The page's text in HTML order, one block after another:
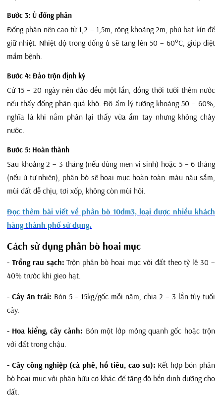
Bước 3: Ủ đống phân
Đống phân nên cao từ 1,2 – 1,5m, rộng khoảng 2m, phủ bạt kín để
giữ nhiệt. Nhiệt độ trong đống ủ sẽ tăng lên 50 – 60°C, giúp diệt
mầm bệnh.
Bước 4: Đảo trộn định kỳ
Cứ 15 – 20 ngày nên đảo đều một lần, đồng thời tưới thêm nước
nếu thấy đống phân quá khô. Độ ẩm lý tưởng khoảng 50 – 60%,
nghĩa là khi nắm phân lại thấy vừa ẩm tay nhưng không chảy
nước.
Bước 5: Hoàn thành
Sau khoảng 2 – 3 tháng (nếu dùng men vi sinh) hoặc 5 – 6 tháng
(nếu ủ tự nhiên), phân bò sẽ hoai mục hoàn toàn: màu nâu sẫm,
mùi đất dễ chịu, tơi xốp, không còn mùi hôi.
Đọc thêm bài viết về phân bò 10dm3, loại được nhiều khách
hàng thành phố sử dụng.
Cách sử dụng phân bò hoai mục
- Trồng rau sạch: Trộn phân bò hoai mục với đất theo tỷ lệ 30 –
40% trước khi gieo hạt.
- Cây ăn trái: Bón 5 – 15kg/gốc mỗi năm, chia 2 – 3 lần tùy tuổi
cây.
- Hoa kiểng, cây cảnh: Bón một lớp mỏng quanh gốc hoặc trộn
với đất trong chậu.
- Cây công nghiệp (cà phê, hồ tiêu, cao su): Kết hợp bón phân
bò hoai mục với phân hữu cơ khác để tăng độ bền dinh dưỡng cho
đất.